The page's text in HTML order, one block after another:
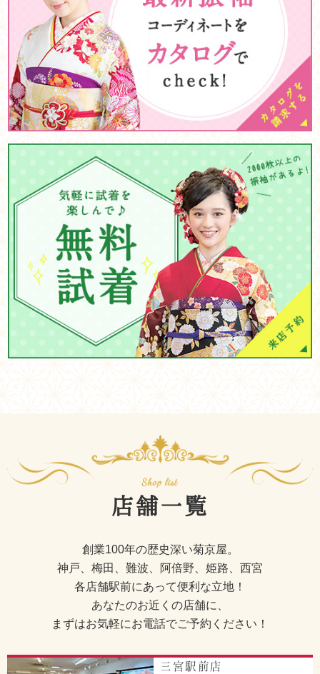
店舗一覧
創業100年の歴史深い菊京屋。
神戸、梅田、難波、阿倍野、姫路、西宮
各店舗駅前にあって便利な立地！
あなたのお近くの店舗に、
まずはお気軽にお電話でご予約ください！
三宮駅前店